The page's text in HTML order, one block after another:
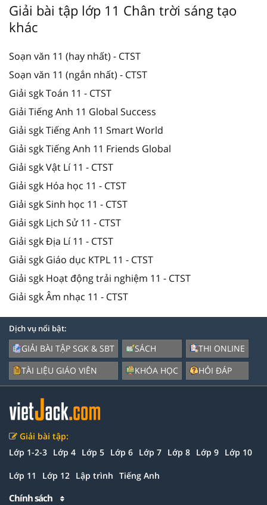
Giải bài tập lớp 11 Chân trời sáng tạo
khác
Soạn văn 11 (hay nhất) - CTST
Soạn văn 11 (ngắn nhất) - CTST
Giải sgk Toán 11 - CTST
Giải Tiếng Anh 11 Global Success
Giải sgk Tiếng Anh 11 Smart World
Giải sgk Tiếng Anh 11 Friends Global
Giải sgk Vật Lí 11 - CTST
Giải sgk Hóa học 11 - CTST
Giải sgk Sinh học 11 - CTST
Giải sgk Lịch Sử 11 - CTST
Giải sgk Địa Lí 11 - CTST
Giải sgk Giáo dục KTPL 11 - CTST
Giải sgk Hoạt động trải nghiệm 11 - CTST
Giải sgk Âm nhạc 11 - CTST
Dịch vụ nổi bật:
GIẢI BÀI TẬP SGK & SBT
TÀI LIỆU GIÁO VIÊN
SÁCH
KHÓA HỌC
THI ONLINE
HỎI ĐÁP
Giải bài tập:
Lớp 1-2-3 Lớp 4 Lớp 5 Lớp 6 Lớp 7 Lớp 8 Lớp 9 Lớp 10
Lớp 11 Lớp 12 Lập trình Tiếng Anh
Chính sách